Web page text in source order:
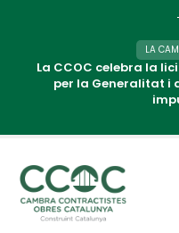
LA
La CCOC celebra la
per la Generalitat i